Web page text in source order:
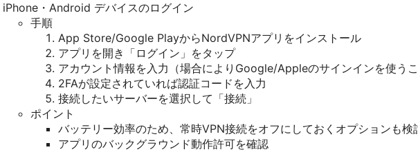
iPhone・Android デバイスのログイン
手順
App Store/Google PlayからNordVPNアプリをインストール
アプリを開き「ログイン」をタップ
アカウント情報を入力（場合によりGoogle/Appleのサインインを使うこ
2FAが設定されていれば認証コードを入力
接続したいサーバーを選択して「接続」
ポイント
バッテリー効率のため、常時VPN接続をオフにしておくオプションも検
アプリのバックグラウンド動作許可を確認